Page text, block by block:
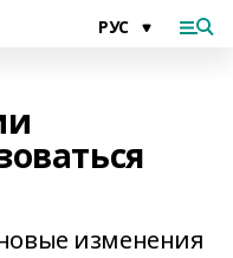
изменения